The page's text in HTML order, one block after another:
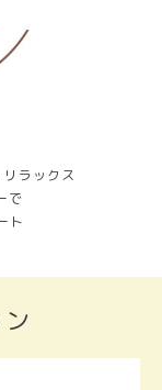
ラックス
で
ト